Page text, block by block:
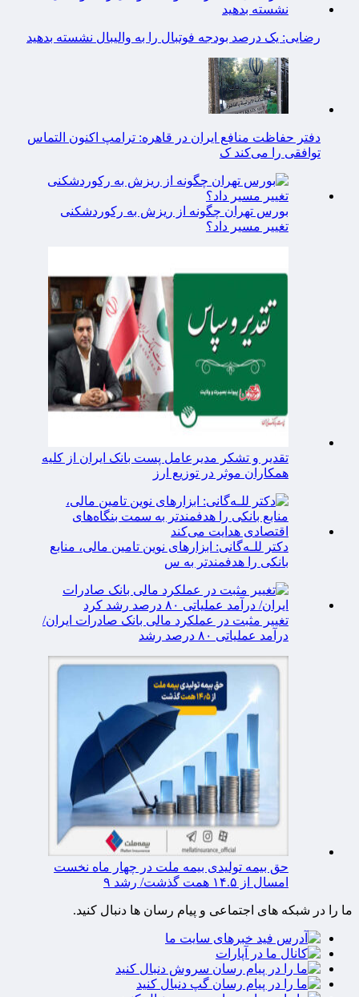
رضایی: یک درصد بودجه فوتبال را به والیبال نشسته بدهید
دفتر حفاظت منافع ایران در قاهره: ترامپ اکنون التماس
توافقی را می‌کند ک
بورس تهران چگونه از ریزش به رکوردشکنی
تغییر مسیر داد؟
تقدیر و تشکر مدیرعامل پست بانک ایران از کلیه
همکاران موثر در توزیع ارز
دکتر للـه‌گانی: ابزارهای نوین تامین مالی، منابع
بانکی را هدفمندتر به س
تغییر مثبت در عملکرد مالی بانک صادرات ایران/
درآمد عملیاتی ۸۰ درصد رشد
حق بیمه تولیدی بیمه ملت در چهار ماه نخست
امسال از ۱۴.۵ همت گذشت/ رشد ۹
ما را در شبکه های اجتماعی و پیام رسان ها دنبال کنید.